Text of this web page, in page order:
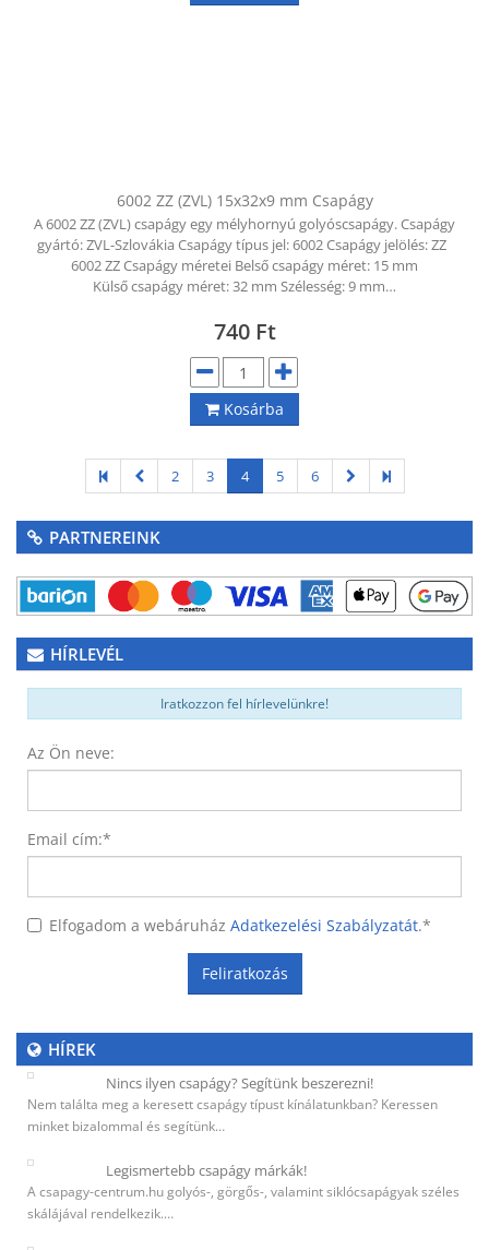
6002 ZZ (ZVL) 15x32x9 mm Csapágy
A 6002 ZZ (ZVL) csapágy egy mélyhornyú golyóscsapágy. Csapágy
gyártó: ZVL-Szlovákia Csapágy típus jel: 6002 Csapágy jelölés: ZZ
6002 ZZ Csapágy méretei Belső csapágy méret: 15 mm
Külső csapágy méret: 32 mm Szélesség: 9 mm…
740 Ft
Kosárba
2 3 4 5 6
PARTNEREINK
HÍRLEVÉL
Iratkozzon fel hírlevelünkre!
Az Ön neve:
Email cím:*
Elfogadom a webáruház Adatkezelési Szabályzatát.*
Feliratkozás
HÍREK
Nincs ilyen csapágy? Segítünk beszerezni!
Nem találta meg a keresett csapágy típust kínálatunkban? Keressen
minket bizalommal és segítünk…
Legismertebb csapágy márkák!
A csapagy-centrum.hu golyós-, görgős-, valamint siklócsapágyak széles
skálájával rendelkezik.…